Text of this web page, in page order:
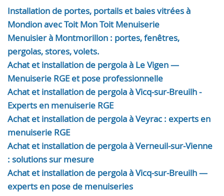
Installation de portes, portails et baies vitrées à
Mondion avec Toit Mon Toit Menuiserie
Menuisier à Montmorillon : portes, fenêtres,
pergolas, stores, volets.
Achat et installation de pergola à Le Vigen —
Menuiserie RGE et pose professionnelle
Achat et installation de pergola à Vicq-sur-Breuilh -
Experts en menuiserie RGE
Achat et installation de pergola à Veyrac : experts en
menuiserie RGE
Achat et installation de pergola à Verneuil-sur-Vienne
: solutions sur mesure
Achat et installation de pergola à Vicq-sur-Breuilh —
experts en pose de menuiseries